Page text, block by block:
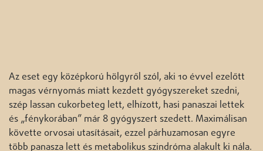
Az eset egy középkorú hölgyről szól, aki 10 évvel ezelőtt
magas vérnyomás miatt kezdett gyógyszereket szedni,
szép lassan cukorbeteg lett, elhízott, hasi panaszai lettek
és „fénykorában” már 8 gyógyszert szedett. Maximálisan
követte orvosai utasításait, ezzel párhuzamosan egyre
több panasza lett és metabolikus szindróma alakult ki nála.